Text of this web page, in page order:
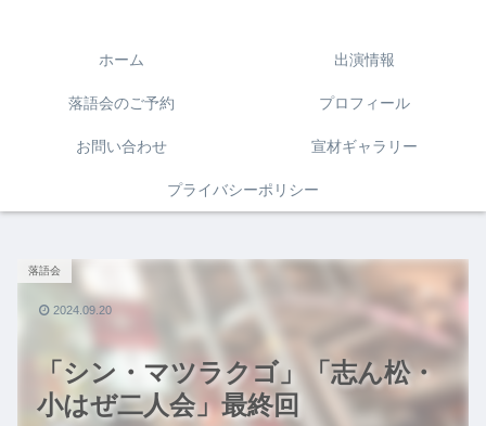
ホーム 出演情報
落語会のご予約 プロフィール
お問い合わせ 宣材ギャラリー
プライバシーポリシー
「シン・マツラクゴ」「志ん松・
小はぜ二人会」最終回
落語会
2024.09.20